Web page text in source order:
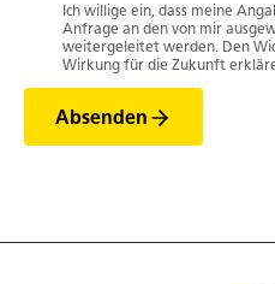
Ich willige ein, dass meine
Anfrage an den von mir
weitergeleitet werden. Den
Wirkung für die Zukunft
Absenden